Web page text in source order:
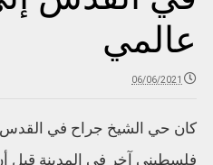
عالمي
06/06/2021
كان حي الشيخ جراح في القدس
فلسطيني آخر في المدينة